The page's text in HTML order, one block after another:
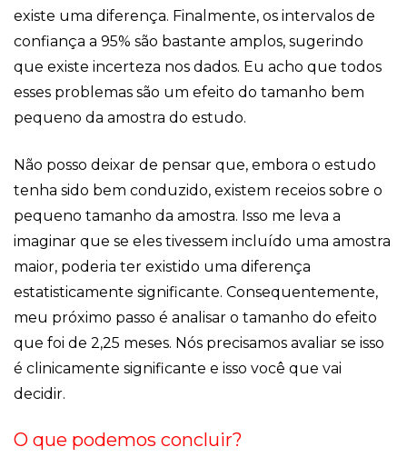
existe uma diferença. Finalmente, os intervalos de
confiança a 95% são bastante amplos, sugerindo
que existe incerteza nos dados. Eu acho que todos
esses problemas são um efeito do tamanho bem
pequeno da amostra do estudo.
Não posso deixar de pensar que, embora o estudo
tenha sido bem conduzido, existem receios sobre o
pequeno tamanho da amostra. Isso me leva a
imaginar que se eles tivessem incluído uma amostra
maior, poderia ter existido uma diferença
estatisticamente significante. Consequentemente,
meu próximo passo é analisar o tamanho do efeito
que foi de 2,25 meses. Nós precisamos avaliar se isso
é clinicamente significante e isso você que vai
decidir.
O que podemos concluir?